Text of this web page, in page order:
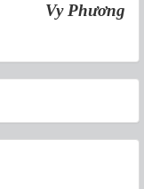
Vy Phương